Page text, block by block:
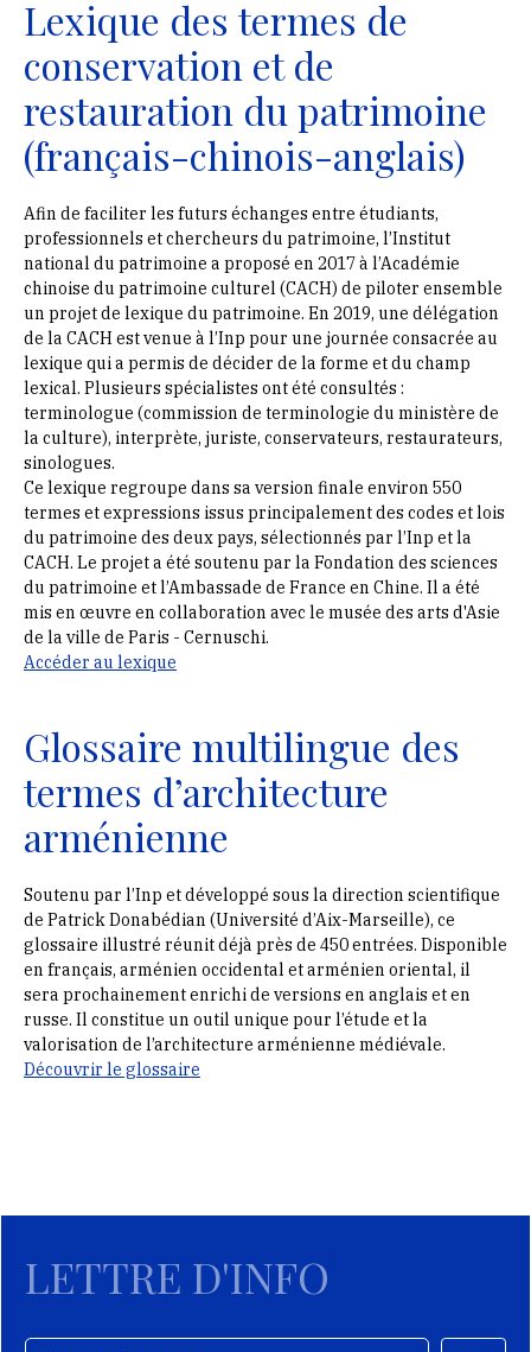
Lexique des termes de
conservation et de
restauration du patrimoine
(français-chinois-anglais)
Afin de faciliter les futurs échanges entre étudiants,
professionnels et chercheurs du patrimoine, l’Institut
national du patrimoine a proposé en 2017 à l’Académie
chinoise du patrimoine culturel (CACH) de piloter ensemble
un projet de lexique du patrimoine. En 2019, une délégation
de la CACH est venue à l’Inp pour une journée consacrée au
lexique qui a permis de décider de la forme et du champ
lexical. Plusieurs spécialistes ont été consultés :
terminologue (commission de terminologie du ministère de
la culture), interprète, juriste, conservateurs, restaurateurs,
sinologues.
Ce lexique regroupe dans sa version finale environ 550
termes et expressions issus principalement des codes et lois
du patrimoine des deux pays, sélectionnés par l’Inp et la
CACH. Le projet a été soutenu par la Fondation des sciences
du patrimoine et l’Ambassade de France en Chine. Il a été
mis en œuvre en collaboration avec le musée des arts d'Asie
de la ville de Paris - Cernuschi.
Accéder au lexique
Glossaire multilingue des
termes d’architecture
arménienne
Soutenu par l’Inp et développé sous la direction scientifique
de Patrick Donabédian (Université d’Aix-Marseille), ce
glossaire illustré réunit déjà près de 450 entrées. Disponible
en français, arménien occidental et arménien oriental, il
sera prochainement enrichi de versions en anglais et en
russe. Il constitue un outil unique pour l’étude et la
valorisation de l’architecture arménienne médiévale.
Découvrir le glossaire
LETTRE D'INFO